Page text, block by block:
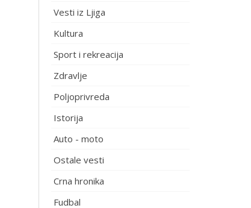
Vesti iz Ljiga
Kultura
Sport i rekreacija
Zdravlje
Poljoprivreda
Istorija
Auto - moto
Ostale vesti
Crna hronika
Fudbal